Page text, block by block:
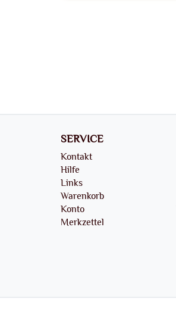
SERVICE
Kontakt
Hilfe
Links
Warenkorb
Konto
Merkzettel